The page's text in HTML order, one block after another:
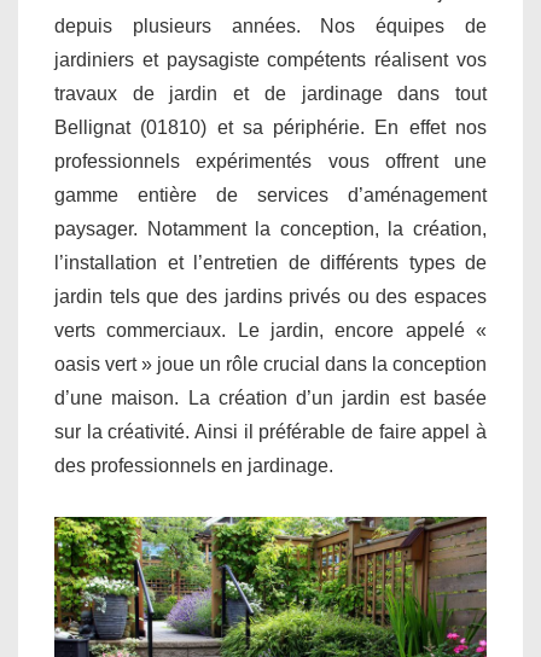
depuis plusieurs années. Nos équipes de
jardiniers et paysagiste compétents réalisent vos
travaux de jardin et de jardinage dans tout
Bellignat (01810) et sa périphérie. En effet nos
professionnels expérimentés vous offrent une
gamme entière de services d’aménagement
paysager. Notamment la conception, la création,
l’installation et l’entretien de différents types de
jardin tels que des jardins privés ou des espaces
verts commerciaux. Le jardin, encore appelé «
oasis vert » joue un rôle crucial dans la conception
d’une maison. La création d’un jardin est basée
sur la créativité. Ainsi il préférable de faire appel à
des professionnels en jardinage.